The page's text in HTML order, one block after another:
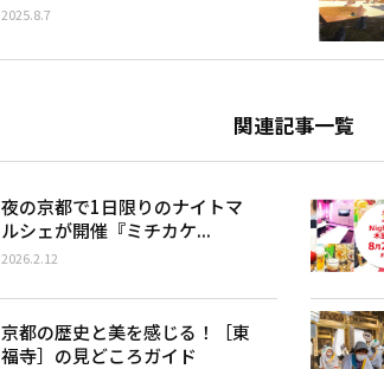
2025.8.7
関連記事一覧
夜の京都で1日限りのナイトマ
ルシェが開催『ミチカケ...
2026.2.12
京都の歴史と美を感じる！［東
福寺］の見どころガイド